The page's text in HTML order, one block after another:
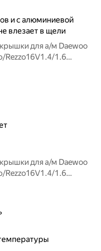
и с алюминиевой
влезает в щели
для а/м Daewoo
Rezzo16V1.4/1.6
для а/м Daewoo
Rezzo16V1.4/1.6